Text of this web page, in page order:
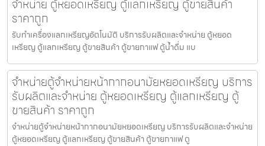
จำหน่าย ตู้หยอดเหรียญ ตู้แลกเหรียญ ตู้ขายสินค้า
ราคาถูก
รับทำเครื่องแลกเหรียญ​อัตโนมัติ บริการรับผลิตและจำหน่าย ตู้หยอด
เหรียญ ตู้แลกเหรียญ ตู้ขายสินค้า ตู้ขายกาแฟ ตู้น้ำดื่ม แบ
จำหน่ายตู้จำหน่ายหน้ากากอนามัยหยอดเหรียญ​​ บริการ
รับผลิตและจำหน่าย ตู้หยอดเหรียญ ตู้แลกเหรียญ ตู้
ขายสินค้า ราคาถูก
จำหน่ายตู้จำหน่ายหน้ากากอนามัยหยอดเหรียญ​​ บริการรับผลิตและจำหน่าย
ตู้หยอดเหรียญ ตู้แลกเหรียญ ตู้ขายสินค้า ตู้ขายกาแฟ ตู